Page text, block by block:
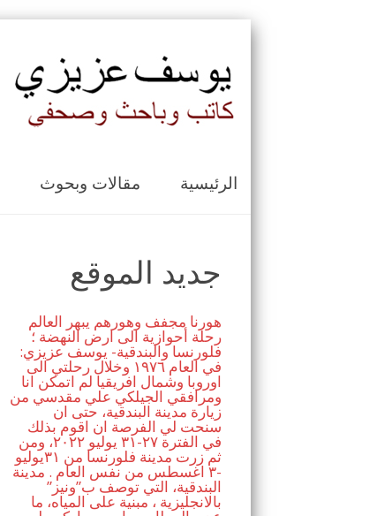
مقالات وبحوث الرئيسية
جديد الموقع
هورنا مجفف وهورهم يبهر العالم
رحلة أحوازية الى ارض النهضة ؛
فلورنسا والبندقية- يوسف عزيزي:
في العام ١٩٧٦ وخلال رحلتي الى
اوروبا وشمال افريقيا لم اتمكن انا
ومرافقي الجيلكي علي مقدسي من
زيارة مدينة البندقية، حتى ان
سنحت لي الفرصة ان اقوم بذلك
في الفترة ٢٧-٣١ يوليو ٢٠٢٢، ومن
ثم زرت مدينة فلورنسا من ٣١يوليو
-٣ اغسطس من نفس العام . مدينة
البندقية، التي توصف ب”ونيز”
بالانجليزية ، مبنية على المياه، ما